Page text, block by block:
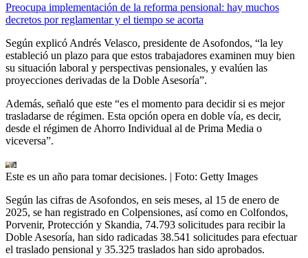
Preocupa implementación de la reforma pensional: hay muchos
decretos por reglamentar y el tiempo se acorta
Según explicó Andrés Velasco, presidente de Asofondos, “la ley
estableció un plazo para que estos trabajadores examinen muy bien
su situación laboral y perspectivas pensionales, y evalúen las
proyecciones derivadas de la Doble Asesoría”.
Además, señaló que este “es el momento para decidir si es mejor
trasladarse de régimen. Esta opción opera en doble vía, es decir,
desde el régimen de Ahorro Individual al de Prima Media o
viceversa”.
Este es un año para tomar decisiones. | Foto: Getty Images
Según las cifras de Asofondos, en seis meses, al 15 de enero de
2025, se han registrado en Colpensiones, así como en Colfondos,
Porvenir, Protección y Skandia, 74.793 solicitudes para recibir la
Doble Asesoría, han sido radicadas 38.541 solicitudes para efectuar
el traslado pensional y 35.325 traslados han sido aprobados.